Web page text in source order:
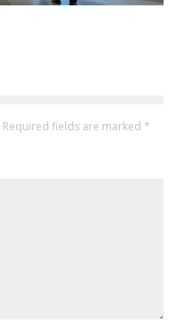
Required fields are marked *